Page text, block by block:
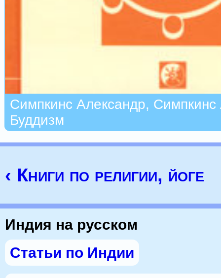
Симпкинс Александр, Симпкинс
Буддизм
‹ Книги по религии, йоге
Индия на русском
Статьи по Индии